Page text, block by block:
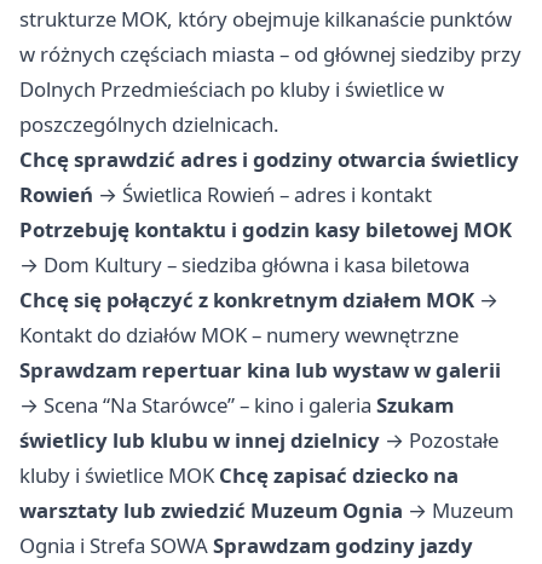
strukturze MOK, który obejmuje kilkanaście punktów
w różnych częściach miasta – od głównej siedziby przy
Dolnych Przedmieściach po kluby i świetlice w
poszczególnych dzielnicach.
Chcę sprawdzić adres i godziny otwarcia świetlicy
Rowień → Świetlica Rowień – adres i kontakt
Potrzebuję kontaktu i godzin kasy biletowej MOK
→ Dom Kultury – siedziba główna i kasa biletowa
Chcę się połączyć z konkretnym działem MOK →
Kontakt do działów MOK – numery wewnętrzne
Sprawdzam repertuar kina lub wystaw w galerii
→ Scena “Na Starówce” – kino i galeria Szukam
świetlicy lub klubu w innej dzielnicy → Pozostałe
kluby i świetlice MOK Chcę zapisać dziecko na
warsztaty lub zwiedzić Muzeum Ognia → Muzeum
Ognia i Strefa SOWASprawdzam godziny jazdy